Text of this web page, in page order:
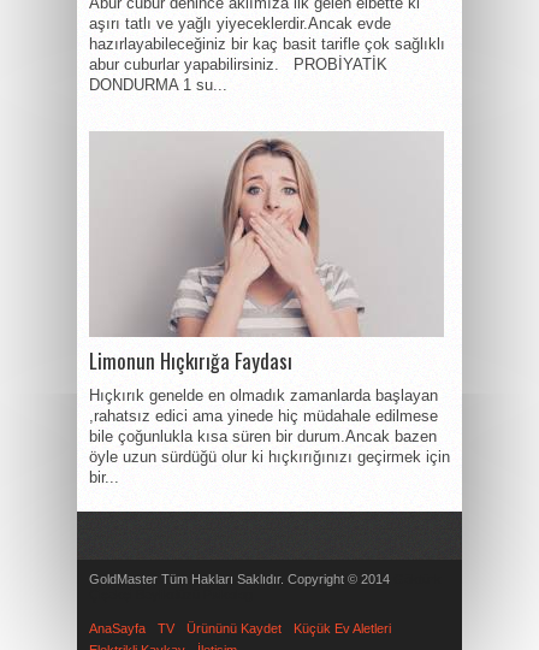
aşırı tatlı ve yağlı yiyeceklerdir.Ancak evde
hazırlayabileceğiniz bir kaç basit tarifle çok sağlıklı
abur cuburlar yapabilirsiniz. PROBİYATİK
DONDURMA 1 su...
Limonun Hıçkırığa Faydası
Hıçkırık genelde en olmadık zamanlarda başlayan
,rahatsız edici ama yinede hiç müdahale edilmese
bile çoğunlukla kısa süren bir durum.Ancak bazen
öyle uzun sürdüğü olur ki hıçkırığınızı geçirmek için
bir...
GoldMaster Tüm Hakları Saklıdır. Copyright © 2014
AnaSayfa TV Ürününü Kaydet
Küçük Ev Aletleri